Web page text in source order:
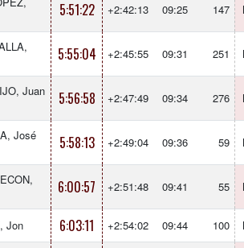
5:51:22 +2:42:13 09:25 147
5:55:04 +2:45:55 09:31 251
Juan
5:56:58 +2:47:49 09:34 276
José
5:58:13 +2:49:04 09:36 59
6:00:57 +2:51:48 09:41 55
Jon 6:03:11 +2:54:02 09:44 100